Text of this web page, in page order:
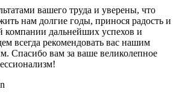
вашего труда и уверены, что
нам долгие годы, принося радость и
дальнейших успехов и
всегда рекомендовать вас нашим
Спасибо вам за ваше великолепное